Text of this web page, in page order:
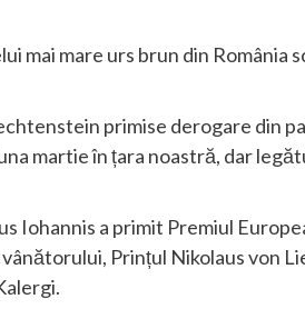
mai mare urs brun din România
primise derogare din
martie în țara noastră, dar
Iohannis a primit Premiul
Prințul Nikolaus von